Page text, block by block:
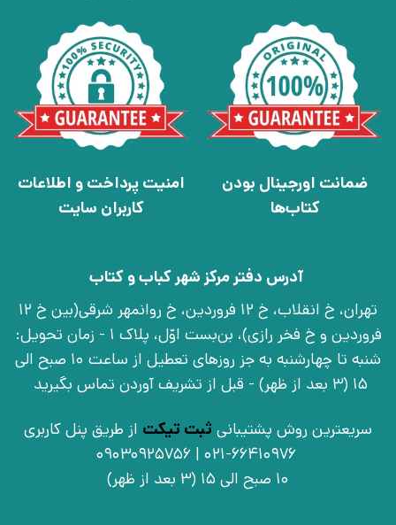
ضمانت اورجینال بودن
کتاب‌ها
امنیت پرداخت و اطلاعات
کاربران سایت
آدرس دفتر مرکز شهر کباب و کتاب
تهران، خ انقلاب، خ 12 فروردین، خ روانمهر شرقی(بین خ 12
فروردین و خ فخر رازی)، بن‌بست اوّل، پلاک 1 - زمان تحویل:
شنبه تا چهارشنبه به جز روزهای تعطیل از ساعت 10 صبح الی
15 (3 بعد از ظهر) - قبل از تشریف آوردن تماس بگیرید
سریعترین روش پشتیبانی ثبت تیکت از طریق پنل کاربری
021-66410976 | 09030925756
10 صبح الی 15 (3 بعد از ظهر)